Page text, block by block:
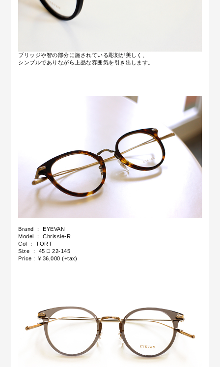
ブリッジや智の部分に施されている彫刻が美しく、
シンプルでありながら上品な雰囲気を引き出します。
Brand ： EYEVAN
Model ： Chrissie-R
Col ： TORT
Size ： 45 □ 22-145
Price : ￥36,000 (+tax)